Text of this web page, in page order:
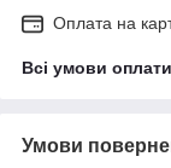
Оплата на
Всі умови оплати
Умови